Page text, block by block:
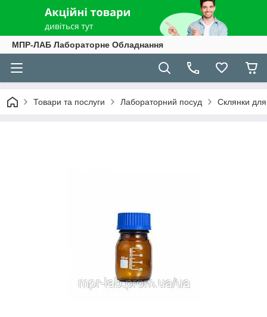
МПР-ЛАБ Лабораторне Обладнання
Товари та послуги Лабораторний посуд Склянки для